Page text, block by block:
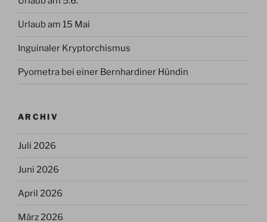
Urlaub am 15 Mai
Inguinaler Kryptorchismus
Pyometra bei einer Bernhardiner Hündin
ARCHIV
Juli 2026
Juni 2026
April 2026
März 2026